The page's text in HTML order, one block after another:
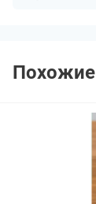
Похожие